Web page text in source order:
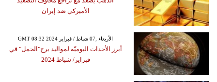
الأميركي ضد إيران
GMT 08:32 2024 الأربعاء ,07 شباط / فبراير
أبرز الأحداث اليوميّة لمواليد برج"الحمل" في
فبراير/ شباط 2024